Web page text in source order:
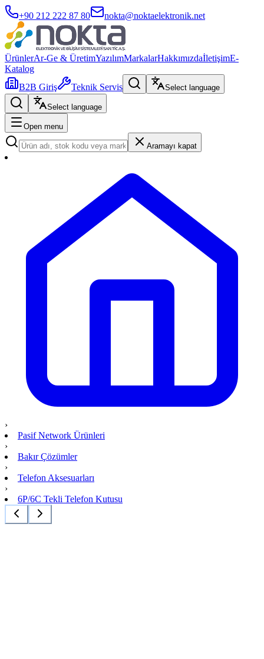
+90 212 222 87 80 nokta@noktaelektronik.net
ÜrünlerAr-Ge & ÜretimYazılımMarkalarHakkımızdaİletişimE-
Katalog
B2B Giriş
Teknik Servis Select language
Select language
Open menu
Aramayı kapat
›
Pasif Network Ürünleri
›
Bakır Çözümler
›
Telefon Aksesuarları
›
6P/6C Tekli Telefon Kutusu